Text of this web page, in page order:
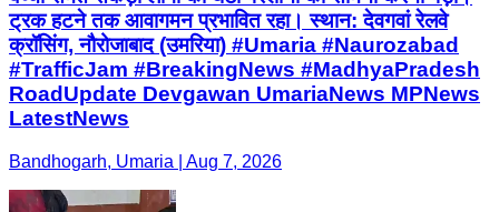
ट्रक हटने तक आवागमन प्रभावित रहा। स्थान: देवगवां रेलवे
क्रॉसिंग, नौरोजाबाद (उमरिया) #Umaria #Naurozabad
#TrafficJam #BreakingNews #MadhyaPradesh
RoadUpdate Devgawan UmariaNews MPNews
LatestNews
Bandhogarh, Umaria | Aug 7, 2026